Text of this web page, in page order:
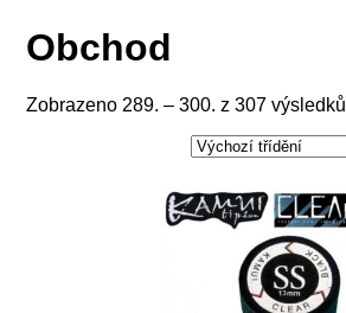
Obchod
Zobrazeno 289. – 300. z 307 výsledků